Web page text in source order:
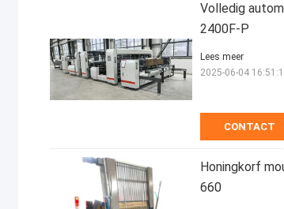
Volledig
2400F-P
CONTACT
Lees meer
2025-06-04
Honingkorf
660